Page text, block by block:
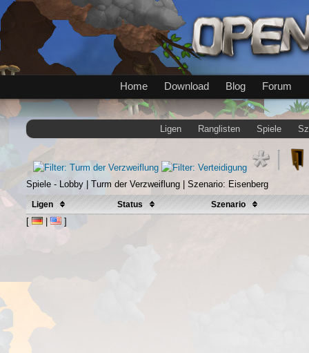
Home Download Blog Forum
Ligen Ranglisten Spiele
Spiele - Lobby | Turm der Verzweiflung | Szenario: Eisenberg
Ligen Status Szenario
[ | ]